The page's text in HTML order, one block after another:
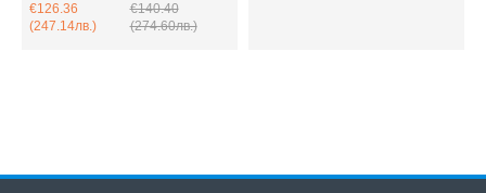
€126.36
(247.14лв.)
€140.40
(274.60лв.)